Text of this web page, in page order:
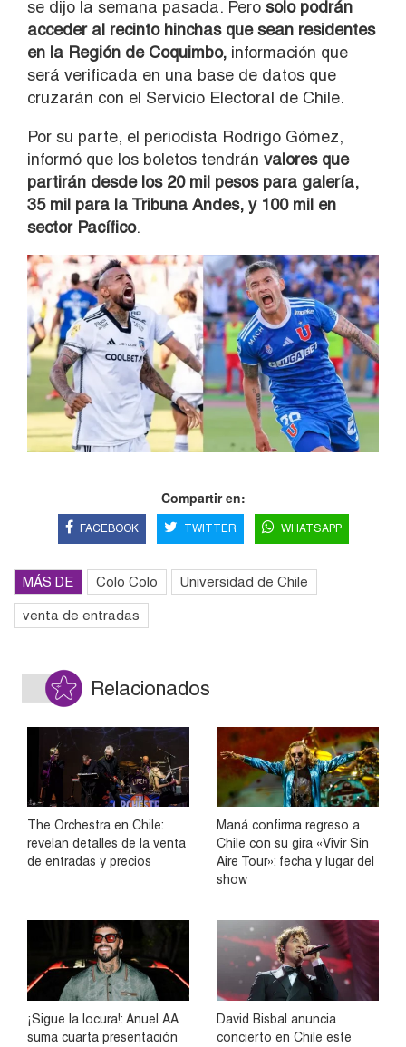
se dijo la semana pasada. Pero solo podrán
acceder al recinto hinchas que sean residentes
en la Región de Coquimbo, información que
será verificada en una base de datos que
cruzarán con el Servicio Electoral de Chile.
Por su parte, el periodista Rodrigo Gómez,
informó que los boletos tendrán valores que
partirán desde los 20 mil pesos para galería,
35 mil para la Tribuna Andes, y 100 mil en
sector Pacífico.
Compartir en:
FACEBOOK TWITTER WHATSAPP
MÁS DE Colo Colo Universidad de Chile
venta de entradas
Relacionados
The Orchestra en Chile:
revelan detalles de la venta
de entradas y precios
Maná confirma regreso a
Chile con su gira «Vivir Sin
Aire Tour»: fecha y lugar del
show
¡Sigue la locura!: Anuel AA
suma cuarta presentación
David Bisbal anuncia
concierto en Chile este